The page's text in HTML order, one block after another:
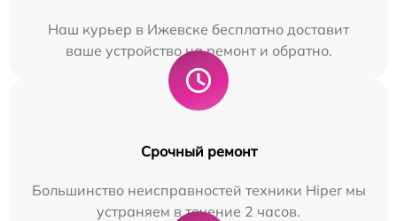
Наш курьер в Ижевске бесплатно доставит
ваше устройство на ремонт и обратно.
Срочный ремонт
Большинство неисправностей техники Hiper мы
устраняем в течение 2 часов.